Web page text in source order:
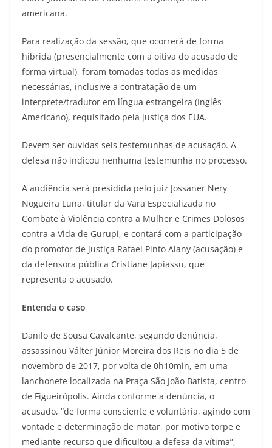
americana.
Para realização da sessão, que ocorrerá de forma
híbrida (presencialmente com a oitiva do acusado de
forma virtual), foram tomadas todas as medidas
necessárias, inclusive a contratação de um
interprete/tradutor em língua estrangeira (Inglês-
Americano), requisitado pela justiça dos EUA.
Devem ser ouvidas seis testemunhas de acusação. A
defesa não indicou nenhuma testemunha no processo.
A audiência será presidida pelo juiz Jossaner Nery
Nogueira Luna, titular da Vara Especializada no
Combate à Violência contra a Mulher e Crimes Dolosos
contra a Vida de Gurupi, e contará com a participação
do promotor de justiça Rafael Pinto Alany (acusação) e
da defensora pública Cristiane Japiassu, que
representa o acusado.
Entenda o caso
Danilo de Sousa Cavalcante, segundo denúncia,
assassinou Válter Júnior Moreira dos Reis no dia 5 de
novembro de 2017, por volta de 0h10min, em uma
lanchonete localizada na Praça São João Batista, centro
de Figueirópolis. Ainda conforme a denúncia, o
acusado, “de forma consciente e voluntária, agindo com
vontade e determinação de matar, por motivo torpe e
mediante recurso que dificultou a defesa da vítima”,